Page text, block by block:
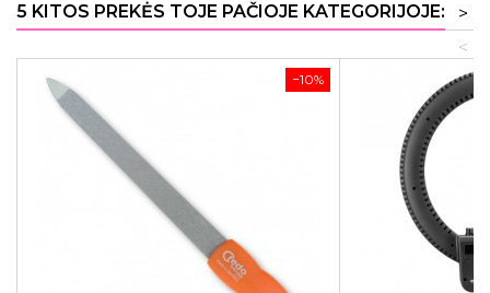
5 KITOS PREKĖS TOJE PAČIOJE KATEGORIJOJE:
>
<
−10%